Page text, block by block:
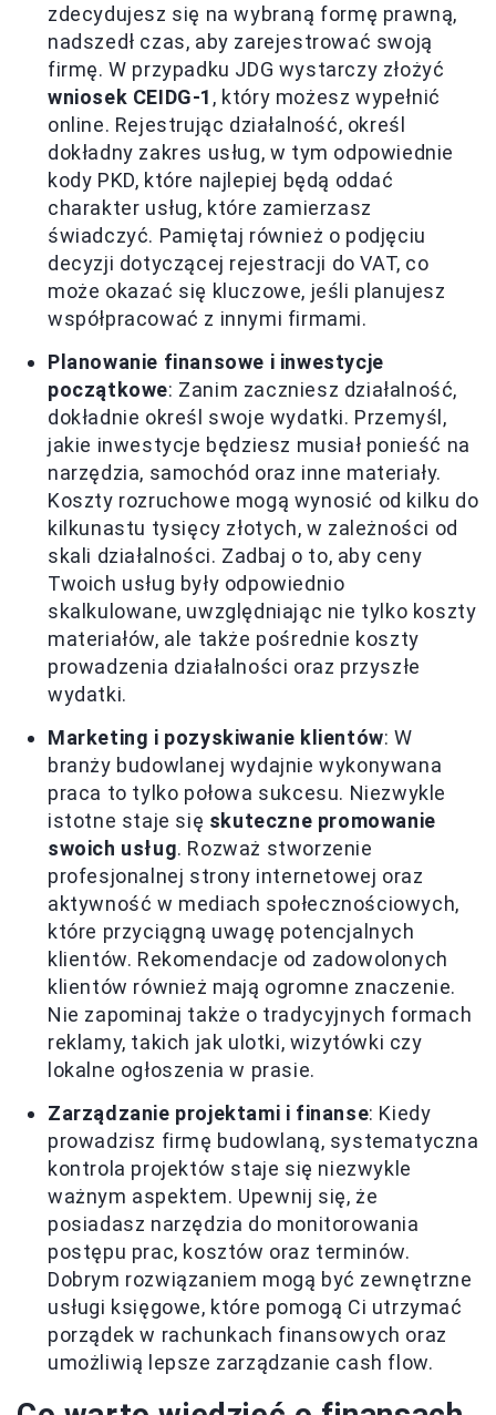
zdecydujesz się na wybraną formę prawną,
nadszedł czas, aby zarejestrować swoją
firmę. W przypadku JDG wystarczy złożyć
wniosek CEIDG-1 , który możesz wypełnić
online. Rejestrując działalność, określ
dokładny zakres usług, w tym odpowiednie
kody PKD, które najlepiej będą oddać
charakter usług, które zamierzasz
świadczyć. Pamiętaj również o podjęciu
decyzji dotyczącej rejestracji do VAT, co
może okazać się kluczowe, jeśli planujesz
współpracować z innymi firmami.
Planowanie finansowe i inwestycje
początkowe: Zanim zaczniesz działalność,
dokładnie określ swoje wydatki. Przemyśl,
jakie inwestycje będziesz musiał ponieść na
narzędzia, samochód oraz inne materiały.
Koszty rozruchowe mogą wynosić od kilku do
kilkunastu tysięcy złotych, w zależności od
skali działalności. Zadbaj o to, aby ceny
Twoich usług były odpowiednio
skalkulowane, uwzględniając nie tylko koszty
materiałów, ale także pośrednie koszty
prowadzenia działalności oraz przyszłe
wydatki.
Marketing i pozyskiwanie klientów: W
branży budowlanej wydajnie wykonywana
praca to tylko połowa sukcesu. Niezwykle
istotne staje się skuteczne promowanie
swoich usług. Rozważ stworzenie
profesjonalnej strony internetowej oraz
aktywność w mediach społecznościowych,
które przyciągną uwagę potencjalnych
klientów. Rekomendacje od zadowolonych
klientów również mają ogromne znaczenie.
Nie zapominaj także o tradycyjnych formach
reklamy, takich jak ulotki, wizytówki czy
lokalne ogłoszenia w prasie.
Zarządzanie projektami i finanse: Kiedy
prowadzisz firmę budowlaną, systematyczna
kontrola projektów staje się niezwykle
ważnym aspektem. Upewnij się, że
posiadasz narzędzia do monitorowania
postępu prac, kosztów oraz terminów.
Dobrym rozwiązaniem mogą być zewnętrzne
usługi księgowe, które pomogą Ci utrzymać
porządek w rachunkach finansowych oraz
umożliwią lepsze zarządzanie cash flow.